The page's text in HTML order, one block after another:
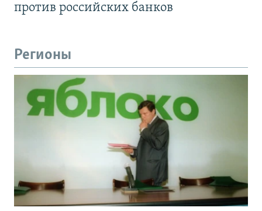
против российских банков
Регионы